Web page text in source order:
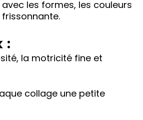
les formes, les couleurs
:
la motricité fine et
collage une petite